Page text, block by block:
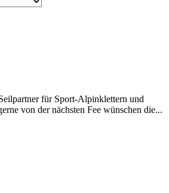
für Sport-Alpinklettern und
von der nächsten Fee wünschen die...